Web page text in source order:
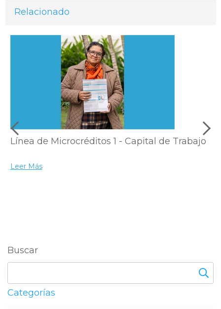
Relacionado
Línea de Microcréditos 1 - Capital de Trabajo
Leer Más
Buscar
Categorías